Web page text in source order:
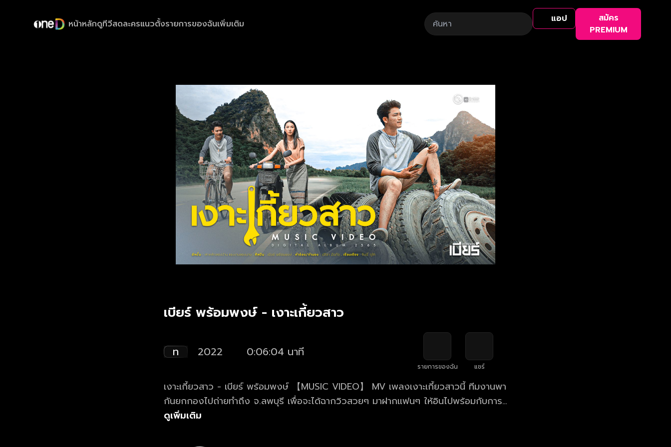
หน้าหลักดูทีวีสดละครแนวตั้งรายการของฉันเพิ่มเติม แอป
สมัคร
PREMIUM
เบียร์ พร้อมพงษ์ - เงาะเกี้ยวสาว
ท 2022 0:06:04 นาที
รายการของฉัน แชร์
เงาะเกี้ยวสาว - เบียร์ พร้อมพงษ์ 【MUSIC VIDEO】 MV เพลงเงาะเกี้ยวสาวนี้ ทีมงานพา
กันยกกองไปถ่ายทำถึง จ.ลพบุรี เพื่อจะได้ฉากวิวสวยๆ มาฝากแฟนๆ ให้อินไปพร้อมกับการ
ฟังเพลงรักหวานๆ จากเบียร์ในครั้งนี้ แต่เนื้อเรื่อง เนื้อหา จะเป็นแนวรัก หรือแนวอกหักกัน
ดูเพิ่มเติม